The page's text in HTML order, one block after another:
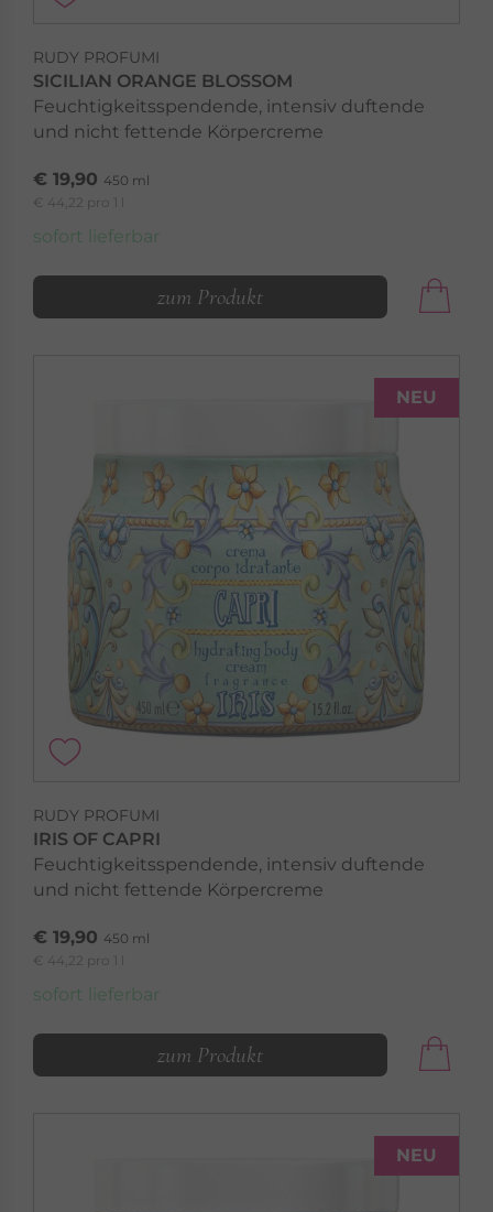
RUDY PROFUMI
SICILIAN ORANGE BLOSSOM
Feuchtigkeitsspendende, intensiv duftende
und nicht fettende Körpercreme
€ 19,90 450 ml
€ 44,22 pro 1 l
sofort lieferbar
zum Produkt
NEU
RUDY PROFUMI
IRIS OF CAPRI
Feuchtigkeitsspendende, intensiv duftende
und nicht fettende Körpercreme
€ 19,90 450 ml
€ 44,22 pro 1 l
sofort lieferbar
zum Produkt
NEU